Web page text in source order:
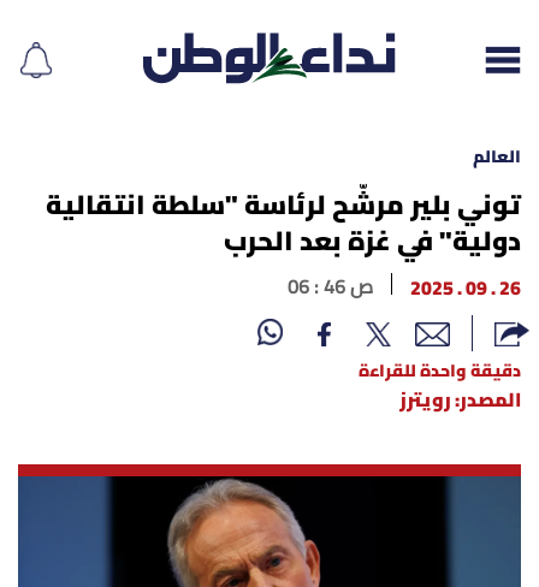
إقرأ الجريدة
لبنان
الغلاف
العالم
توني بلير مرشّح لرئاسة "سلطة انتقالية
دولية" في غزة بعد الحرب
26 . 09 . 2025 06 : 46 ص
دقيقة واحدة للقراءة
المصدر: رويترز